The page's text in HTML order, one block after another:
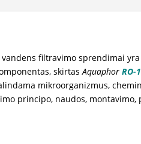
filtravimo sprendimai
skirtasAquaphorRO-
mikroorganizmus,
principo, naudos, montavimo,